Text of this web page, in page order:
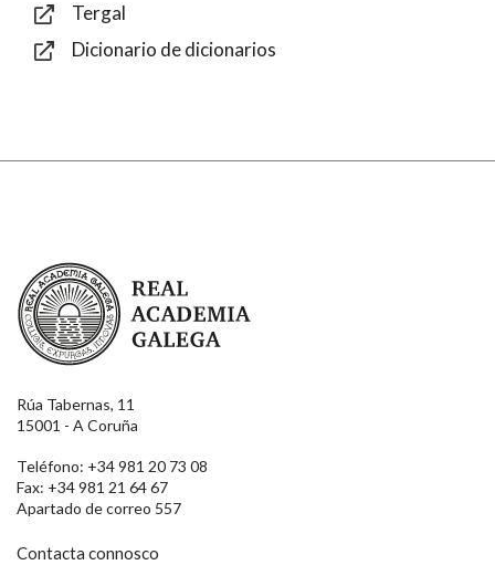
Tergal
Dicionario de dicionarios
Real Academia Galega
Rúa Tabernas, 11
15001 - A Coruña
Teléfono: +34 981 20 73 08
Fax: +34 981 21 64 67
Apartado de correo 557
Contacta connosco